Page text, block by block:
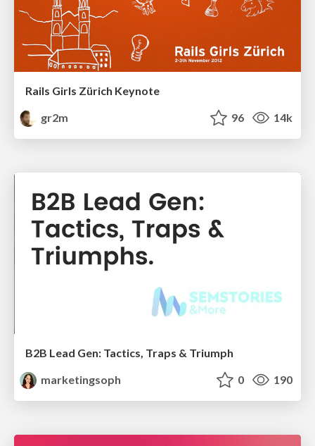
Rails Girls Zürich Keynote
gr2m
96 14k
B2B Lead Gen: Tactics, Traps & Triumph
marketingsoph
0 190